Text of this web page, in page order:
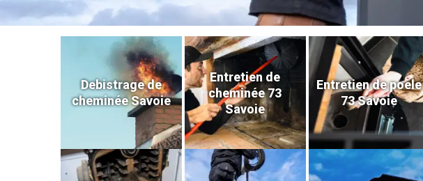
Debistrage de
cheminée Savoie
Entretien de
cheminée 73
Savoie
Entretien de poele
73 Savoie